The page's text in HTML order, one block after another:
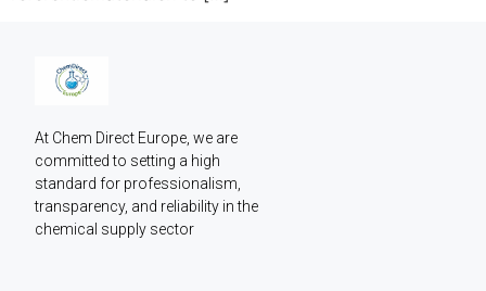
At Chem Direct Europe, we are
committed to setting a high
standard for professionalism,
transparency, and reliability in the
chemical supply sector